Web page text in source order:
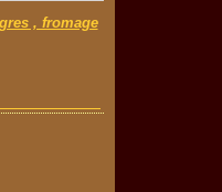
, fromage